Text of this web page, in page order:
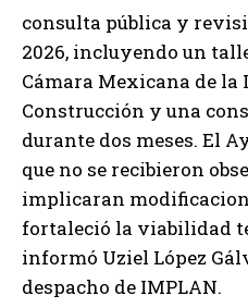
consulta pública y
2026, incluyendo un
Cámara Mexicana de la
Construcción y una
durante dos meses. El
que no se recibieron
implicaran
fortaleció la viabilidad
informó Uziel López
despacho de IMPLAN.